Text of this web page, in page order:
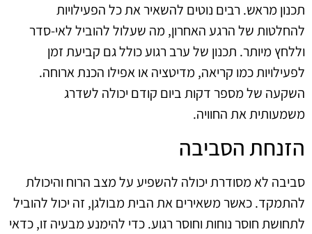
תכנון מראש. רבים נוטים להשאיר את כל הפעילויות
להחלטות של הרגע האחרון, מה שעלול להוביל לאי-סדר
וללחץ מיותר. תכנון של ערב רגוע כולל גם קביעת זמן
לפעילויות כמו קריאה, מדיטציה או אפילו הכנת ארוחה.
השקעה של מספר דקות ביום קודם יכולה לשדרג
משמעותית את החוויה.
הזנחת הסביבה
סביבה לא מסודרת יכולה להשפיע על מצב הרוח והיכולת
להתמקד. כאשר משאירים את הבית מבולגן, זה יכול להוביל
לתחושת חוסר נוחות וחוסר רגוע. כדי להימנע מבעיה זו, כדאי